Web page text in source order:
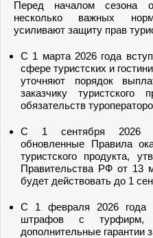
Перед началом сезона
несколько важных
усиливают защиту прав
С 1 марта 2026 года
сфере туристских и
уточняют порядок
заказчику туристского
обязательств
С 1 сентября 2026
обновленные Правила
туристского продукта,
Правительства РФ от 13
будет действовать до 1
С 1 февраля 2026 года
штрафов с турфирм,
дополнительные гарантии